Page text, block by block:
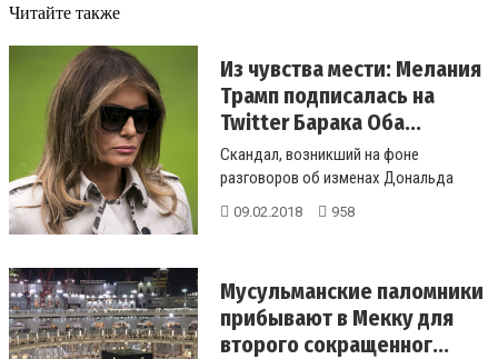
Читайте также
Из чувства мести: Мелания
Трамп подписалась на
Twitter Барака Оба...
Скандал, возникший на фоне
разговоров об изменах Дональда
Трампа, продолжает набирать
09.02.2018 958
Мусульманские паломники
прибывают в Мекку для
второго сокращенног...